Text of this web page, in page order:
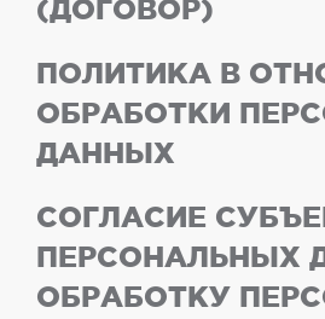
(ДОГОВОР)
ПОЛИТИКА В
ОБРАБОТКИ
ДАННЫХ
СОГЛАСИЕ
ПЕРСОНАЛЬНЫХ
ОБРАБОТКУ